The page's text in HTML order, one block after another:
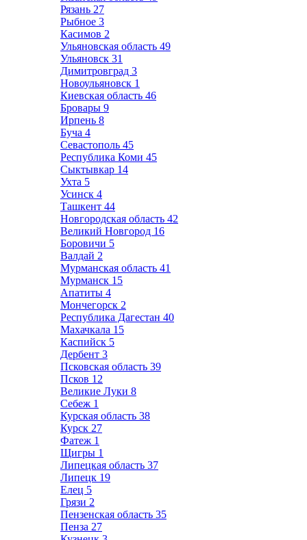
Рязань 27
Рыбное 3
Касимов 2
Ульяновская область 49
Ульяновск 31
Димитровград 3
Новоульяновск 1
Киевская область 46
Бровары 9
Ирпень 8
Буча 4
Севастополь 45
Республика Коми 45
Сыктывкар 14
Ухта 5
Усинск 4
Ташкент 44
Новгородская область 42
Великий Новгород 16
Боровичи 5
Валдай 2
Мурманская область 41
Мурманск 15
Апатиты 4
Мончегорск 2
Республика Дагестан 40
Махачкала 15
Каспийск 5
Дербент 3
Псковская область 39
Псков 12
Великие Луки 8
Себеж 1
Курская область 38
Курск 27
Фатеж 1
Щигры 1
Липецкая область 37
Липецк 19
Елец 5
Грязи 2
Пензенская область 35
Пенза 27